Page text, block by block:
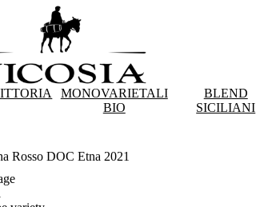
MONOVARIETALI
BIO
BLEND
SICILIANI
Rosso DOC Etna 2021